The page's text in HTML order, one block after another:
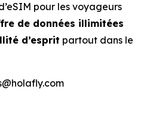
pour les voyageurs
de données illimitées
d’esprit partout dans le